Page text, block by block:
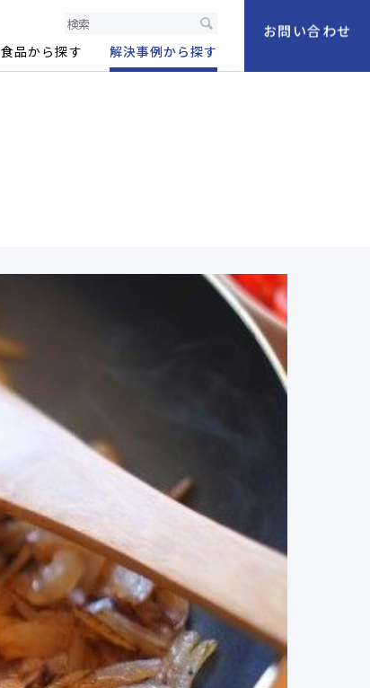
食品から探す 解決事例から探す
お問い合わせ